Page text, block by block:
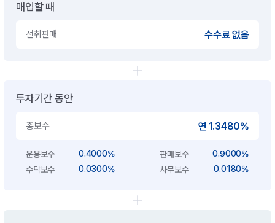
매입할 때
선취판매 수수료 없음
투자기간 동안
총보수 연 1.3480%
운용보수 0.4000% 판매보수
0.9000%
수탁보수
0.0300% 사무보수 0.0180%